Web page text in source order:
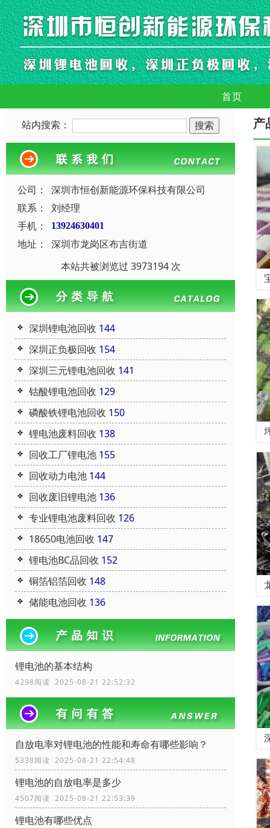
首页
站内搜索：
公司：
深圳市恒创新能源环保科技有限公司
联系：
刘经理
手机：
13924630401
地址：
深圳市龙岗区布吉街道
本站共被浏览过 3973194 次
深圳锂电池回收 144
深圳正负极回收 154
深圳三元锂电池回收 141
钴酸锂电池回收 129
磷酸铁锂电池回收 150
锂电池废料回收 138
回收工厂锂电池 155
回收动力电池 144
回收废旧锂电池 136
专业锂电池废料回收 126
18650电池回收 147
锂电池BC品回收 152
铜箔铝箔回收 148
储能电池回收 136
锂电池的基本结构
4298阅读 2025-08-21 22:52:32
自放电率对锂电池的性能和寿命有哪些影响？
5338阅读 2025-08-21 22:54:48
锂电池的自放电率是多少
4507阅读 2025-08-21 22:53:39
锂电池有哪些优点
产